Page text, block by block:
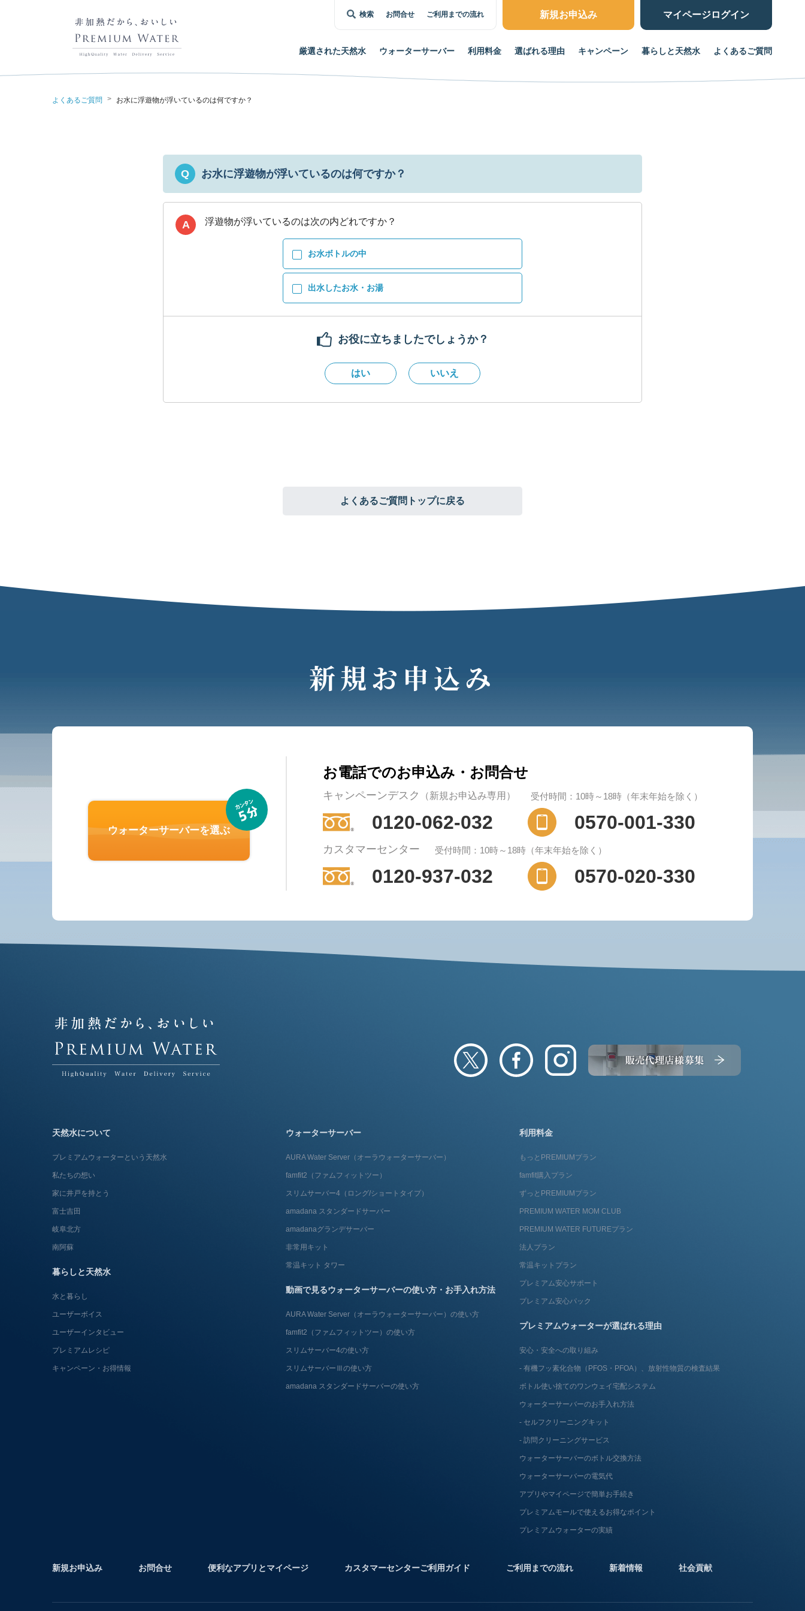
厳選された天然水 ウォーターサーバー 利用料金 選ばれる理由 キャンペーン 暮らしと天然水 よくあるご質問
検索 お問合せ ご利用までの流れ 新規お申込み マイページログイン
よくあるご質問 > お水に浮遊物が浮いているのは何ですか？
Q お水に浮遊物が浮いているのは何ですか？
A
お水ボトルの中
出水したお水・お湯
お役に立ちましたでしょうか？
はい いいえ
よくあるご質問トップに戻る
新規お申込み
ウォーターサーバーを選ぶ
お電話でのお申込み・お問合せ
キャンペーンデスク （新規お申込み専用） 受付時間：10時～18時（年末年始を除く）
0120-062-032 0570-001-330
カスタマーセンター 受付時間：10時～18時（年末年始を除く）
0120-937-032 0570-020-330
天然水について
プレミアムウォーターという天然水
私たちの想い
家に井戸を持とう
富士吉田
岐阜北方
南阿蘇
暮らしと天然水
水と暮らし
ユーザーボイス
ユーザーインタビュー
プレミアムレシピ
キャンペーン・お得情報
ウォーターサーバー
AURA Water Server​（オーラウォーターサーバー）
famfit2（ファムフィットツー）
スリムサーバー4（ロング/ショートタイプ）
amadana スタンダードサーバー
amadanaグランデサーバー
非常用キット
常温キット タワー
動画で見るウォーターサーバーの使い方・お手入れ方法
AURA Water Server​（オーラウォーターサーバー）の使い方
famfit2（ファムフィットツー）の使い方
スリムサーバー4の使い方
スリムサーバーⅢの使い方
amadana スタンダードサーバーの使い方
利用料金
もっとPREMIUMプラン
famfit購入プラン
ずっとPREMIUMプラン
PREMIUM WATER MOM CLUB
PREMIUM WATER FUTUREプラン
法人プラン
常温キットプラン
プレミアム安心サポート
プレミアム安心パック
プレミアムウォーターが選ばれる理由
安心・安全への取り組み
有機フッ素化合物（PFOS・PFOA）、放射性物質の検査結果
ボトル使い捨てのワンウェイ宅配システム
ウォーターサーバーのお手入れ方法
セルフクリーニングキット
訪問クリーニングサービス
ウォーターサーバーのボトル交換方法
ウォーターサーバーの電気代
アプリやマイページで簡単お手続き
プレミアムモールで使えるお得なポイント
プレミアムウォーターの実績
新規お申込み お問合せ 便利なアプリとマイページ カスタマーセンターご利用ガイド ご利用までの流れ 新着情報 社会貢献